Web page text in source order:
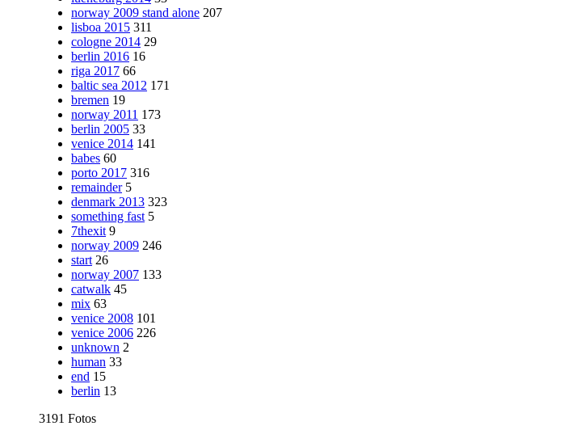
norway 2009 stand alone 207
lisboa 2015 311
cologne 2014 29
berlin 2016 16
riga 2017 66
baltic sea 2012 171
bremen 19
norway 2011 173
berlin 2005 33
venice 2014 141
babes 60
porto 2017 316
remainder 5
denmark 2013 323
something fast 5
7thexit 9
norway 2009 246
start 26
norway 2007 133
catwalk 45
mix 63
venice 2008 101
venice 2006 226
unknown 2
human 33
end 15
berlin 13
3191 Fotos